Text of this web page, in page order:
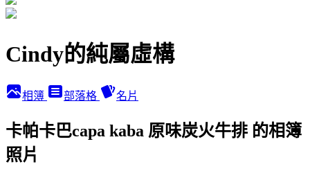
Cindy的純屬虛構
相簿 部落格 名片
卡帕卡巴capa kaba 原味炭火牛排 的相簿
照片